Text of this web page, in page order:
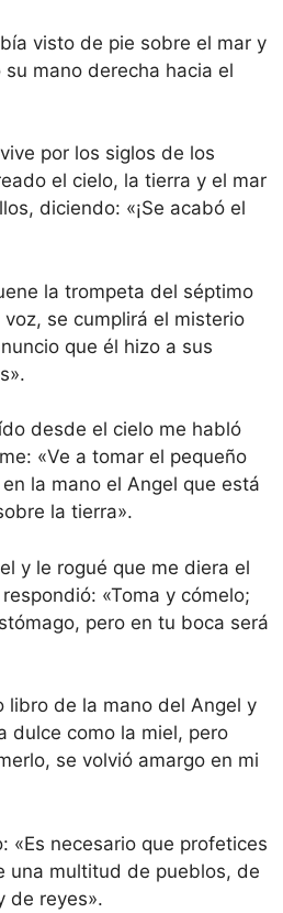
visto de pie sobre el mar y
mano derecha hacia el
por los siglos de los
el cielo, la tierra y el mar
diciendo: «¡Se acabó el
la trompeta del séptimo
se cumplirá el misterio
que él hizo a sus
desde el cielo me habló
«Ve a tomar el pequeño
la mano el Angel que está
la tierra».
y le rogué que me diera el
«Toma y cómelo;
pero en tu boca será
libro de la mano del Angel y
dulce como la miel, pero
se volvió amargo en mi
«Es necesario que profetices
una multitud de pueblos, de
de reyes».